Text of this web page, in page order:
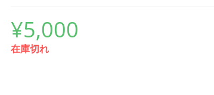
¥5,000
在庫切れ